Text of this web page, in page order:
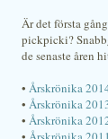
Är det första
pickpicki?
de senaste åren
• Årskrönika
• Årskrönika
• Årskrönika